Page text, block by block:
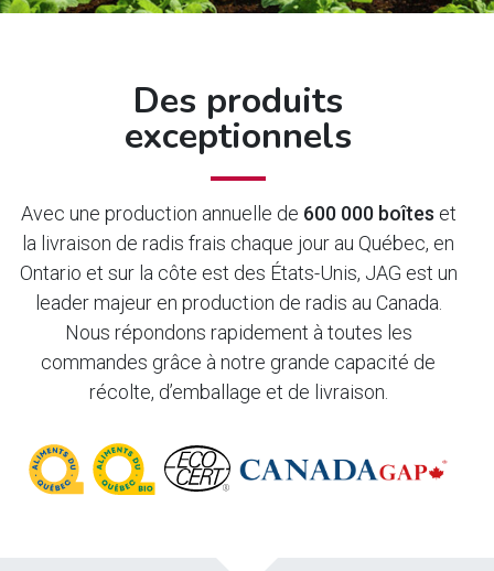
Des produits
exceptionnels
Avec une production annuelle de 600 000 boîtes et
la livraison de radis frais chaque jour au Québec, en
Ontario et sur la côte est des États-Unis, JAG est un
leader majeur en production de radis au Canada.
Nous répondons rapidement à toutes les
commandes grâce à notre grande capacité de
récolte, d’emballage et de livraison.